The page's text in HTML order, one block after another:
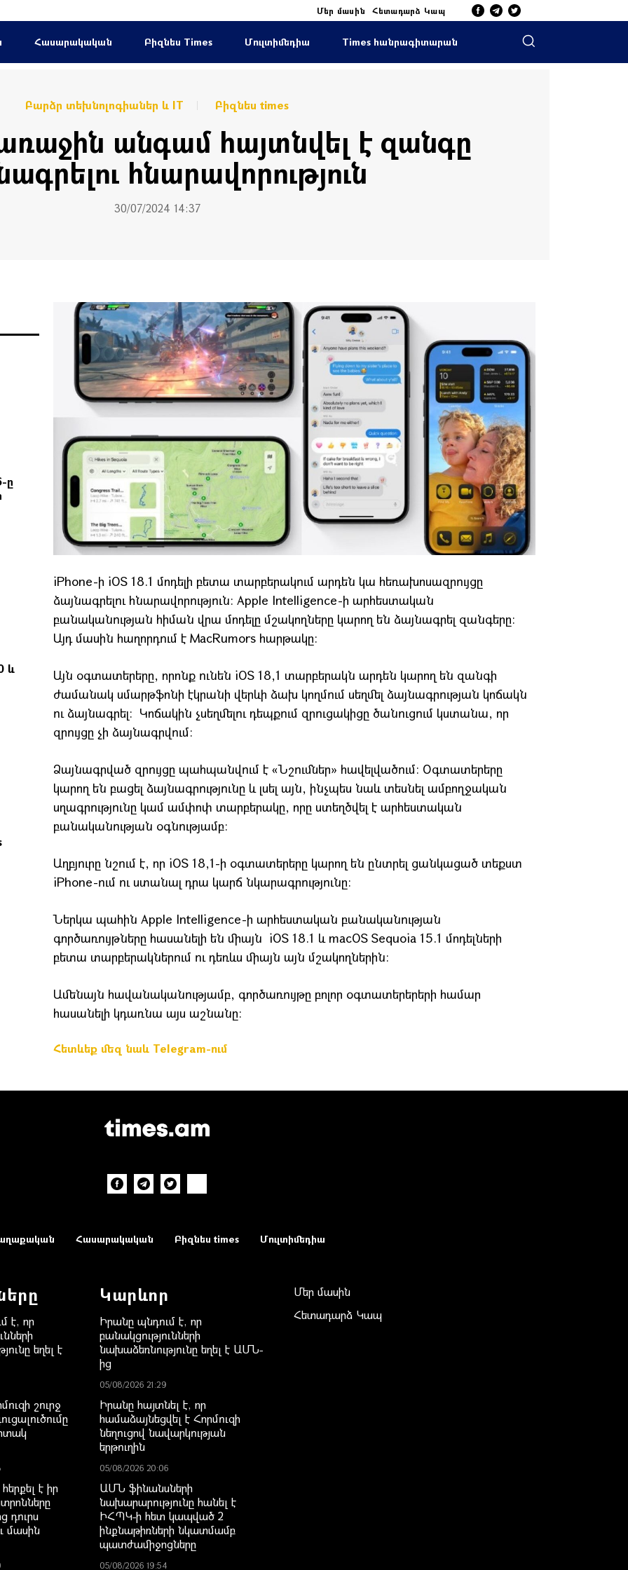
Մեր մասին Հետադարձ Կապ
Հասարակական Բիզնես Times Մուլտիմեդիա Times հանրագիտարան
Բարձր տեխնոլոգիաներ և IT Բիզնես times
անգամ հայտնվել է զանգը
հնարավորություն
30/07/2024 14:37
ը
և
iPhone-ի iOS 18.1 մոդելի բետա տարբերակում արդեն կա հեռախոսազրույցը
ձայնագրելու հնարավորություն։ Apple Intelligence-ի արհեստական
բանականության հիման վրա մոդելը մշակողները կարող են ձայնագրել զանգերը։
Այդ մասին հաղորդում է MacRumors հարթակը։
Այն օգտատերերը, որոնք ունեն iOS 18,1 տարբերակն արդեն կարող են զանգի
ժամանակ սմարթֆոնի էկրանի վերևի ձախ կողմում սեղմել ձայնագրության կոճակն
ու ձայնագրել։ Կոճակին չսեղմելու դեպքում զրուցակիցը ծանուցում կստանա, որ
զրույցը չի ձայնագրվում։
Ձայնագրված զրույցը պահպանվում է «Նշումներ» հավելվածում։ Օգտատերերը
կարող են բացել ձայնագրությունը և լսել այն, ինչպես նաև տեսնել ամբողջական
սղագրությունը կամ ամփոփ տարբերակը, որը ստեղծվել է արհեստական
բանականության օգնությամբ։
Աղբյուրը նշում է, որ iOS 18,1-ի օգտատերերը կարող են ընտրել ցանկացած տեքստ
iPhone-ում ու ստանալ դրա կարճ նկարագրությունը։
Ներկա պահին Apple Intelligence-ի արհեստական բանականության
գործառույթները հասանելի են միայն iOS 18.1 և macOS Sequoia 15.1 մոդելների
բետա տարբերակներում ու դեռևս միայն այն մշակողներին։
Ամենայն հավանականությամբ, գործառույթը բոլոր օգտատերերերի համար
հասանելի կդառնա այս աշնանը։
Հետևեք մեզ նաև Telegram-ում
Հասարակական Բիզնես times Մուլտիմեդիա
է, որ
եղել է
շուրջ
է իր
դուրս
մասին
Կարևոր
Իրանը պնդում է, որ
բանակցությունների
նախաձեռնությունը եղել է ԱՄՆ-
ից
05/08/2026 21:29
Իրանը հայտնել է, որ
համաձայնեցվել է Հորմուզի
նեղուցով նավարկության
երթուղին
05/08/2026 20:06
ԱՄՆ ֆինանսների
նախարարությունը հանել է
ԻՀՊԿ-ի հետ կապված 2
ինքնաթիռների նկատմամբ
պատժամիջոցները
05/08/2026 19:54
Մեր մասին
Հետադարձ Կապ